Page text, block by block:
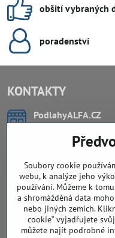
obšití vybraných
poradenství
KONTAKTY
PodlahyALFA​.CZ
Záříčí, ev.č. 54
768 11 Chropyně
DIČ: CZ8103114129
Sklad, vzorkovna
Záříčí ev. č. 54
768 11 Chropyně
608 855 055
Soubory cookie
webu, k analýze jeho
používání. Můžeme k
a shromážděná data
nebo jiných zemích.
cookie“ vyjadřujete
můžete najít podrobné